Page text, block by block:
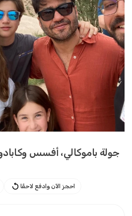
جولة باموكالي، أفسس
احجز الآن وادفع لاحقًا